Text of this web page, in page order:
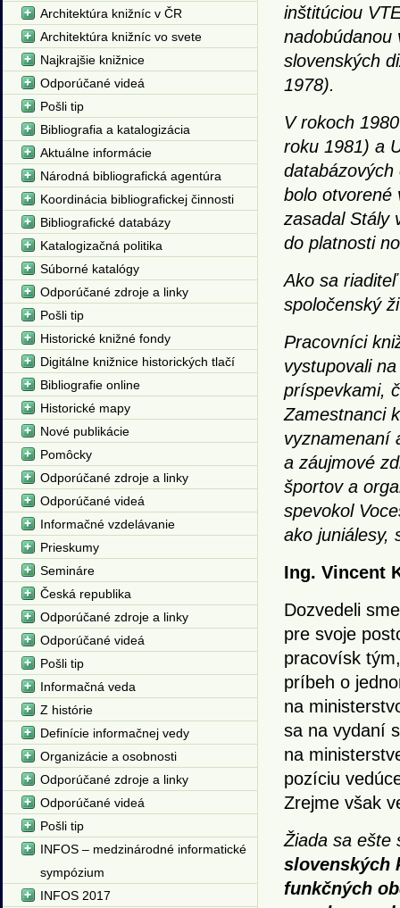
inštitúciou
nadobúdanou
slovenských
1978).
V rokoch
roku 1981) a
bolo otvorené
zasadal Stály
do platnosti
Ako sa
spoločenský
Pracovníci
vystupovali
príspevkami,
Zamestnanci
vyznamenaní
a záujmové
športov a
spevokol
ako juniálesy,
Ing. Vincent
Dozvedeli
pre svoje
pracovísk
príbeh o
na
sa na vydaní
na
pozíciu
Zrejme však
Žiada sa
slovenských
funkčných
Architektúra knižníc v ČR
Architektúra knižníc vo svete
Najkrajšie knižnice
Odporúčané videá
Pošli tip
Bibliografia a katalogizácia
Aktuálne informácie
Národná bibliografická agentúra
Koordinácia bibliografickej činnosti
Bibliografické databázy
Katalogizačná politika
Súborné katalógy
Odporúčané zdroje a linky
Pošli tip
Historické knižné fondy
Digitálne knižnice historických tlačí
Bibliografie online
Historické mapy
Nové publikácie
Pomôcky
Odporúčané zdroje a linky
Odporúčané videá
Informačné vzdelávanie
Prieskumy
Semináre
Česká republika
Odporúčané zdroje a linky
Odporúčané videá
Pošli tip
Informačná veda
Z histórie
Definície informačnej vedy
Organizácie a osobnosti
Odporúčané zdroje a linky
Odporúčané videá
Pošli tip
INFOS – medzinárodné informatické
sympózium
INFOS 2017